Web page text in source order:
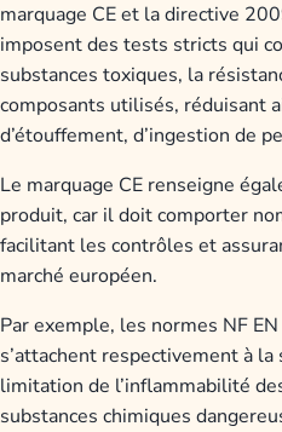
marquage CE et la directive
imposent des tests stricts qui
substances toxiques, la
composants utilisés, réduisant
d’étouffement, d’ingestion de
Le marquage CE renseigne
produit, car il doit comporter
facilitant les contrôles et
marché européen.
Par exemple, les normes NF
s’attachent respectivement à
limitation de l’inflammabilité
substances chimiques